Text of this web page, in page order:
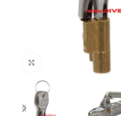
Πατήστε για μεγέθυνση